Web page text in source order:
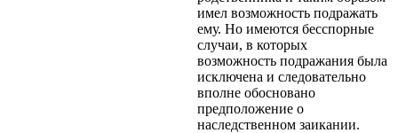
имел возможность подражать
ему. Но имеются бесспорные
случаи, в которых
возможность подражания была
исключена и следовательно
вполне обосновано
предположение о
наследственном заикании.